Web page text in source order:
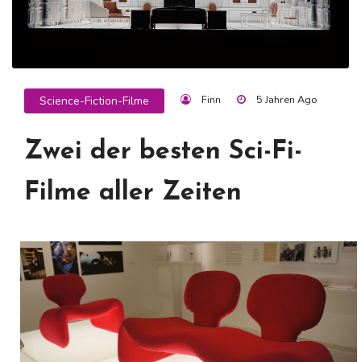
Science-Fiction-Filme Finn 5 Jahren Ago
Zwei der besten Sci-Fi-
Filme aller Zeiten